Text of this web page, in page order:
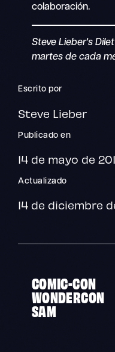
colaboración.
Steve Lieber's
martes de cada
Escrito por
Steve Lieber
Publicado en
14 de mayo de
Actualizado
14 de diciembre
COMIC-CON
WONDERCON
SAM